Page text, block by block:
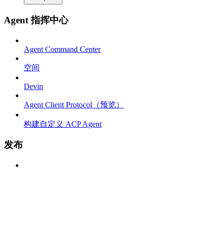
Agent 指挥中心
Agent Command Center
空间
Devin
Agent Client Protocol（预览）
构建自定义 ACP Agent
发布